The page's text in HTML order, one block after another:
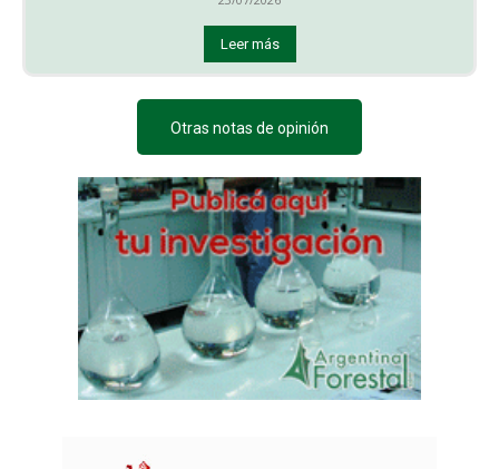
Leer más
Otras notas de opinión